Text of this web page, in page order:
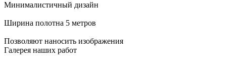
Минималистичный дизайн
Ширина полотна 5 метров
Позволяют наносить изображения
Галерея наших работ